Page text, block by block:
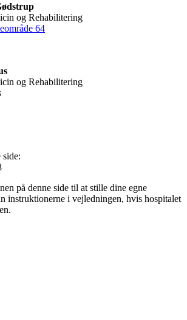
og Rehabilitering
64
og Rehabilitering
på denne side til at stille dine egne
instruktionerne i vejledningen, hvis hospitalet